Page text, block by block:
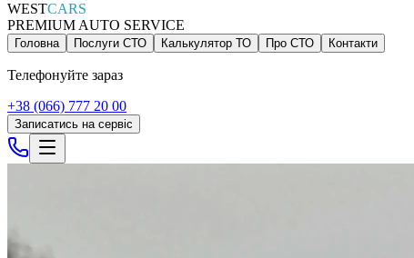
WESTCARS
PREMIUM AUTO SERVICE
Головна Послуги СТО Калькулятор ТО Про СТО Контакти
Телефонуйте зараз
+38 (066) 777 20 00
Записатись на сервіс